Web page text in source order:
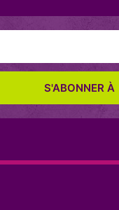
S'ABONNER À